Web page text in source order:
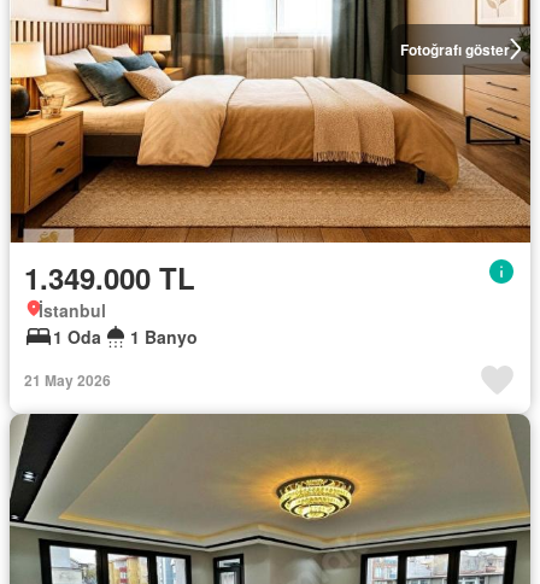
Fotoğrafı göster
1.349.000 TL
İstanbul
1 Oda
1 Banyo
21 May 2026